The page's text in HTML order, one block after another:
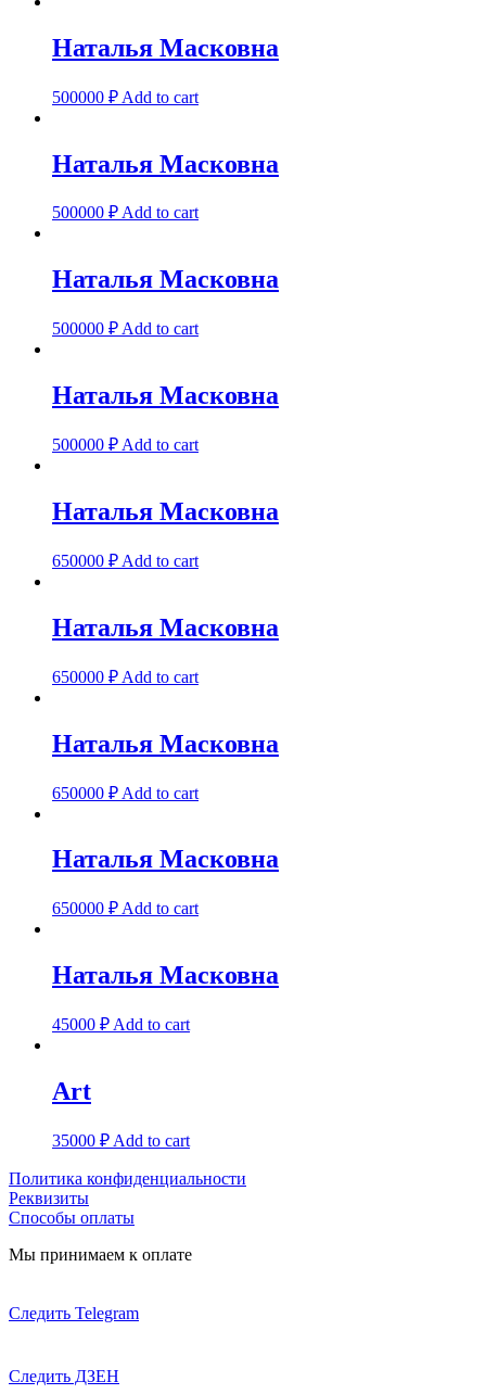
Наталья Масковна
500000 ₽ Add to cart
Наталья Масковна
500000 ₽Add to cart
Наталья Масковна
500000 ₽ Add to cart
Наталья Масковна
500000 ₽ Add to cart
Наталья Масковна
650000 ₽ Add to cart
Наталья Масковна
650000 ₽ Add to cart
Наталья Масковна
650000 ₽ Add to cart
Наталья Масковна
650000 ₽ Add to cart
Наталья Масковна
45000 ₽ Add to cart
Art
35000 ₽ Add to cart
Политика конфиденциальности
Реквизиты
Способы оплаты
Мы принимаем к оплате
Следить Telegram
Следить ДЗЕН